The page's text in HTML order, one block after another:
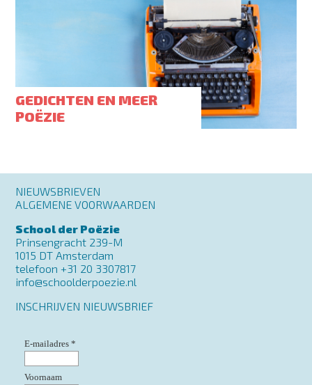
GEDICHTEN EN MEER
POËZIE
Footer
menu
NIEUWSBRIEVEN
ALGEMENE VOORWAARDEN
School der Poëzie
Prinsengracht 239-M
1015 DT Amsterdam
telefoon +31 20 3307817
info@schoolderpoezie.nl
INSCHRIJVEN NIEUWSBRIEF